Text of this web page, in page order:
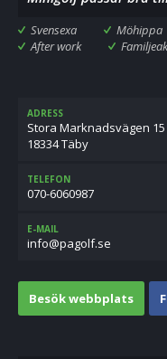
Svensexa Möhippa
After work
ADRESS
Stora Marknadsvägen 15
18334 Täby
TELEFON
070-6060987
E-MAIL
es.flogap@ofni
Besök webbplats